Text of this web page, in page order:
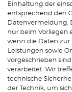
Einhaltung der
entsprechend den
Datenvermeidung.
nur beim Vorliegen
wenn die Daten
Leistungen sowie
vorgeschrieben
verarbeitet. Wir
technische
der Technik, um